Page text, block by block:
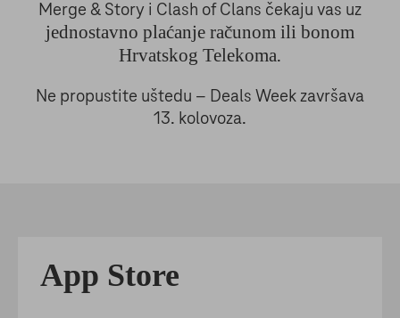
Merge & Story i Clash of Clans čekaju vas uz
jednostavno plaćanje računom ili bonom
Hrvatskog Telekoma.
Ne propustite uštedu – Deals Week završava
13. kolovoza.
App Store